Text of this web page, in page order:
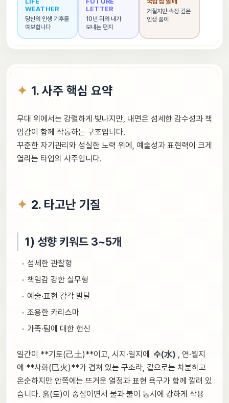
WEATHER
당신의 인생 기후를
예보합니다
LETTER
10년 뒤의 내가
보내는 편지
거칠지만 속정 깊은
인생 풀이
1. 사주 핵심 요약
무대 위에서는 강렬하게 빛나지만, 내면은 섬세한 감수성과 책
임감이 함께 작동하는 구조입니다.
꾸준한 자기관리와 성실한 노력 위에, 예술성과 표현력이 크게
열리는 타입의 사주입니다.
2. 타고난 기질
1) 성향 키워드 3~5개
섬세한 관찰형
책임감 강한 실무형
예술·표현 감각 발달
조용한 카리스마
가족·팀에 대한 헌신
일간이 **기토(己土)**이고, 시지·일지에 수(水) , 연·월지
에 **사화(巳火)**가 겹쳐 있는 구조라, 겉으로는 차분하고
온순하지만 안쪽에는 뜨거운 열정과 표현 욕구가 함께 깔려 있
습니다. 흙(토)이 중심이면서 물과 불이 동시에 강하게 작용